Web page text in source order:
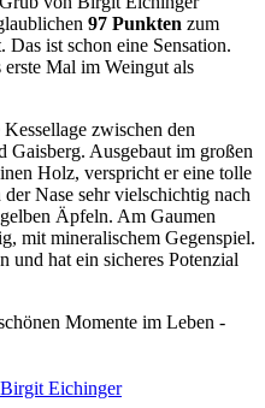
97 Punkten zum
Das ist schon eine Sensation.
Mal im Weingut als
zwischen den
Gaisberg. Ausgebaut im großen
Holz, verspricht er eine tolle
Nase sehr vielschichtig nach
Äpfeln. Am Gaumen
mit mineralischem Gegenspiel.
hat ein sicheres Potenzial
Momente im Leben -
Eichinger